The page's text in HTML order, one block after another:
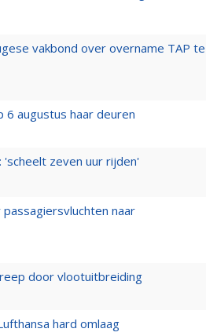
vakbond over overname TAP te
6 augustus haar deuren
'scheelt zeven uur rijden'
naar
door vlootuitbreiding
hard omlaag